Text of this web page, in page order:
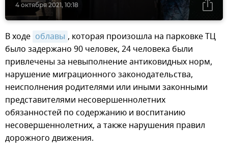
4 октября 2021, 10:18
В ходе облавы , которая произошла на парковке ТЦ
было задержано 90 человек, 24 человека были
привлечены за невыполнение антиковидных норм,
нарушение миграционного законодательства,
неисполнения родителями или иными законными
представителями несовершеннолетних
обязанностей по содержанию и воспитанию
несовершеннолетних, а также нарушения правил
дорожного движения.